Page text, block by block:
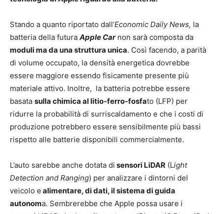
Stando a quanto riportato dall’Economic Daily News, la
batteria della futura Apple Carnon sarà composta da
moduli ma da una struttura unica. Così facendo, a parità
di volume occupato, la densità energetica dovrebbe
essere maggiore essendo fisicamente presente più
materiale attivo. Inoltre, la batteria potrebbe essere
basata sulla chimica al litio-ferro-fosfato (LFP) per
ridurre la probabilità di surriscaldamento e che i costi di
produzione potrebbero essere sensibilmente più bassi
rispetto alle batterie disponibili commercialmente.
L’auto sarebbe anche dotata di sensori LiDAR (Light
Detection and Ranging) per analizzare i dintorni del
veicolo e alimentare, di dati, il sistema di guida
autonoma. Sembrerebbe che Apple possa usare i